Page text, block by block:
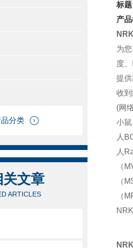
分类
关文章
ARTICLES
标
产
为
度
提
收
(网
小
人
人
（
（
（